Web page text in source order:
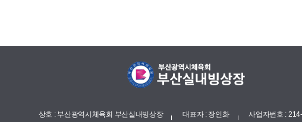
상호 : 부산광역시체육회 부산실내빙상장 대표자 : 장인화 사업자번호 :